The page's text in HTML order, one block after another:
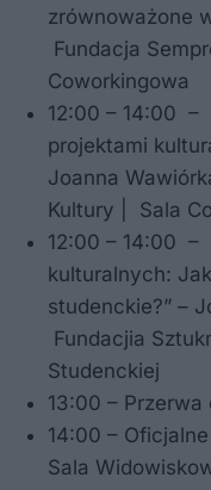
zrównoważone
Fundacja
Coworkingowa
12:00 – 14:00 –
projektami
Joanna
Kultury | Sala
12:00 – 14:00 –
kulturalnych:
studenckie?” –
Fundacjia
Studenckiej
13:00 – Przerwa
14:00 –
Sala